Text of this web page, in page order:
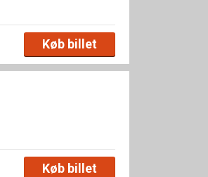
Køb billet
Køb billet